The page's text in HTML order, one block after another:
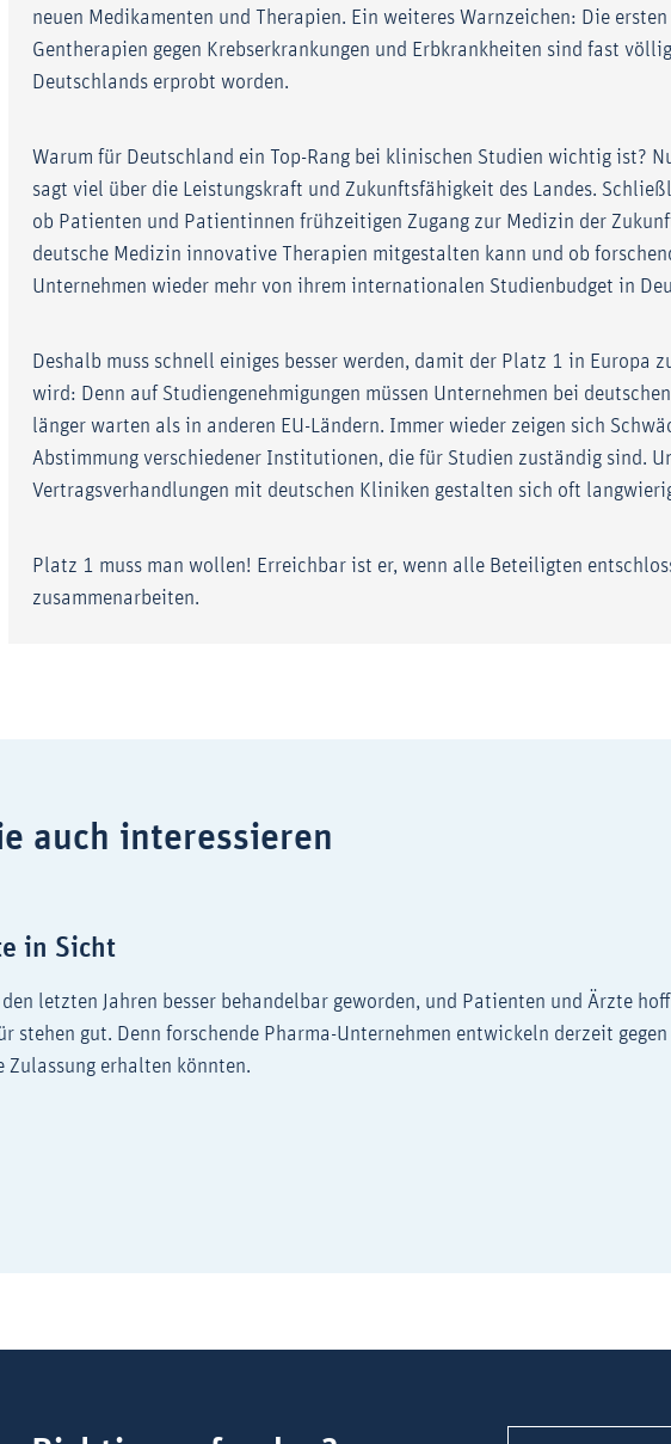
neuen Medikamenten und Therapien. Ein weiteres Warnzeichen: Die
Gentherapien gegen Krebserkrankungen und Erbkrankheiten sind fast
Deutschlands erprobt worden.
Warum für Deutschland ein Top-Rang bei klinischen Studien wichtig ist?
sagt viel über die Leistungskraft und Zukunftsfähigkeit des Landes.
ob Patienten und Patientinnen frühzeitigen Zugang zur Medizin der
deutsche Medizin innovative Therapien mitgestalten kann und ob
Unternehmen wieder mehr von ihrem internationalen Studienbudget in
Deshalb muss schnell einiges besser werden, damit der Platz 1 in Europa
wird: Denn auf Studiengenehmigungen müssen Unternehmen bei
länger warten als in anderen EU-Ländern. Immer wieder zeigen sich
Abstimmung verschiedener Institutionen, die für Studien zuständig sind.
Vertragsverhandlungen mit deutschen Kliniken gestalten sich oft
Platz 1 muss man wollen! Erreichbar ist er, wenn alle Beteiligten
zusammenarbeiten.
auch interessieren
in Sicht
letzten Jahren besser behandelbar geworden, und Patienten und Ärzte
stehen gut. Denn forschende Pharma-Unternehmen entwickeln derzeit
Zulassung erhalten könnten.